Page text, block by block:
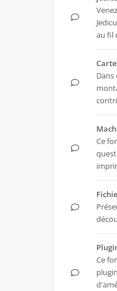
au fil
Ce
Ce